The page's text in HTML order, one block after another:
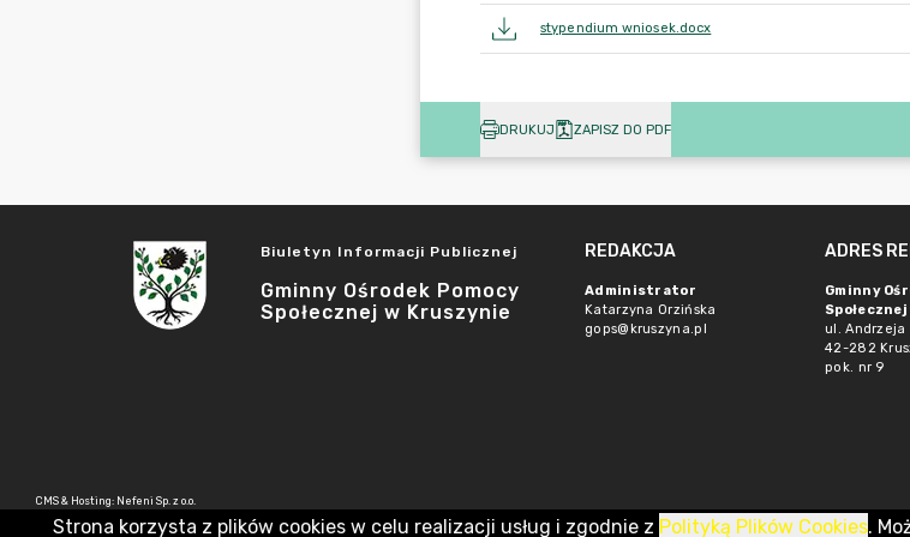
stypendium wniosek.docx
DRUKUJ ZAPISZ DO PDF
Biuletyn Informacji Publicznej
Gminny Ośrodek Pomocy
Społecznej w Kruszynie
REDAKCJA
Administrator
Katarzyna Orzińska
gops@kruszyna.pl
ADRES
Gminny
ul. Andrzeja
42-282
pok. nr 9
CMS & Hosting: Nefeni Sp. z o.o.
Strona korzysta z plików cookies w celu realizacji usług i zgodnie z Polityką Plików Cookies.